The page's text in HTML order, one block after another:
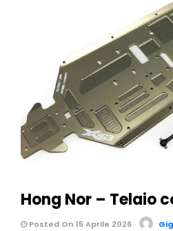
Hong Nor – Telaio
Posted On 15 Aprile 2026